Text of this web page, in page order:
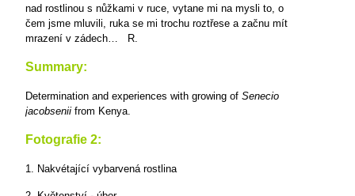
nad rostlinou s nůžkami v ruce, vytane mi na mysli to, o
čem jsme mluvili, ruka se mi trochu roztřese a začnu mít
mrazení v zádech…
R.
Summary:
Determination and experiences with growing of Senecio
jacobsenii from Kenya.
Fotografie 2:
1. Nakvétající vybarvená rostlina